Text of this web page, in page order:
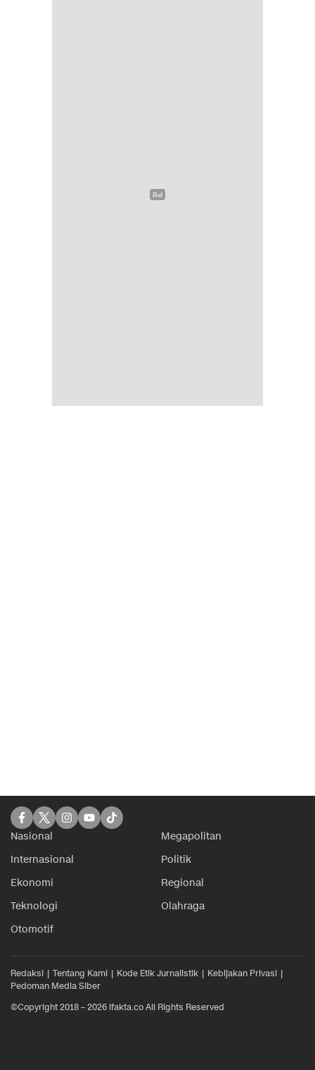
Nasional
Megapolitan
Internasional
Politik
Ekonomi
Regional
Teknologi
Olahraga
Otomotif
Redaksi Tentang Kami Kode Etik Jurnalistik
Kebijakan Privasi
Pedoman Media Siber
©Copyright 2018 – 2026 ifakta.co All Rights Reserved